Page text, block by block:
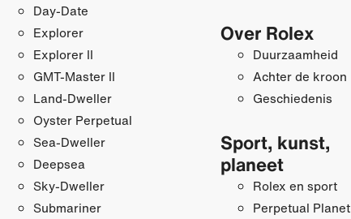
Day-Date
Explorer
Explorer II
GMT-Master II
Land-Dweller
Oyster Perpetual
Sea-Dweller
Deepsea
Sky-Dweller
Submariner
Over Rolex
Duurzaamheid
Achter de kroon
Geschiedenis
Sport, kunst,
planeet
Rolex en sport
Perpetual Planet